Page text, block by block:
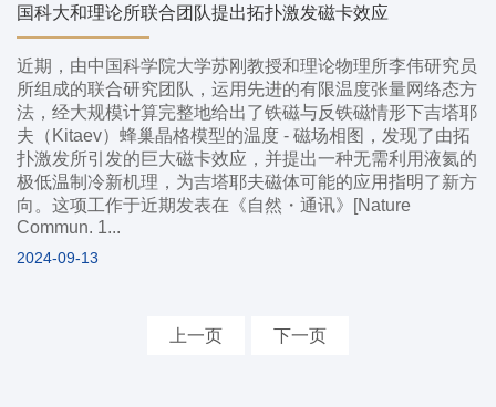
国科大和理论所联合团队提出拓扑激发磁卡效应
近期，由中国科学院大学苏刚教授和理论物理所李伟研究员
所组成的联合研究团队，运用先进的有限温度张量网络态方
法，经大规模计算完整地给出了铁磁与反铁磁情形下吉塔耶
夫（Kitaev）蜂巢晶格模型的温度 - 磁场相图，发现了由拓
扑激发所引发的巨大磁卡效应，并提出一种无需利用液氦的
极低温制冷新机理，为吉塔耶夫磁体可能的应用指明了新方
向。这项工作于近期发表在《自然・通讯》[Nature
Commun. 1...
2024-09-13
上一页 下一页